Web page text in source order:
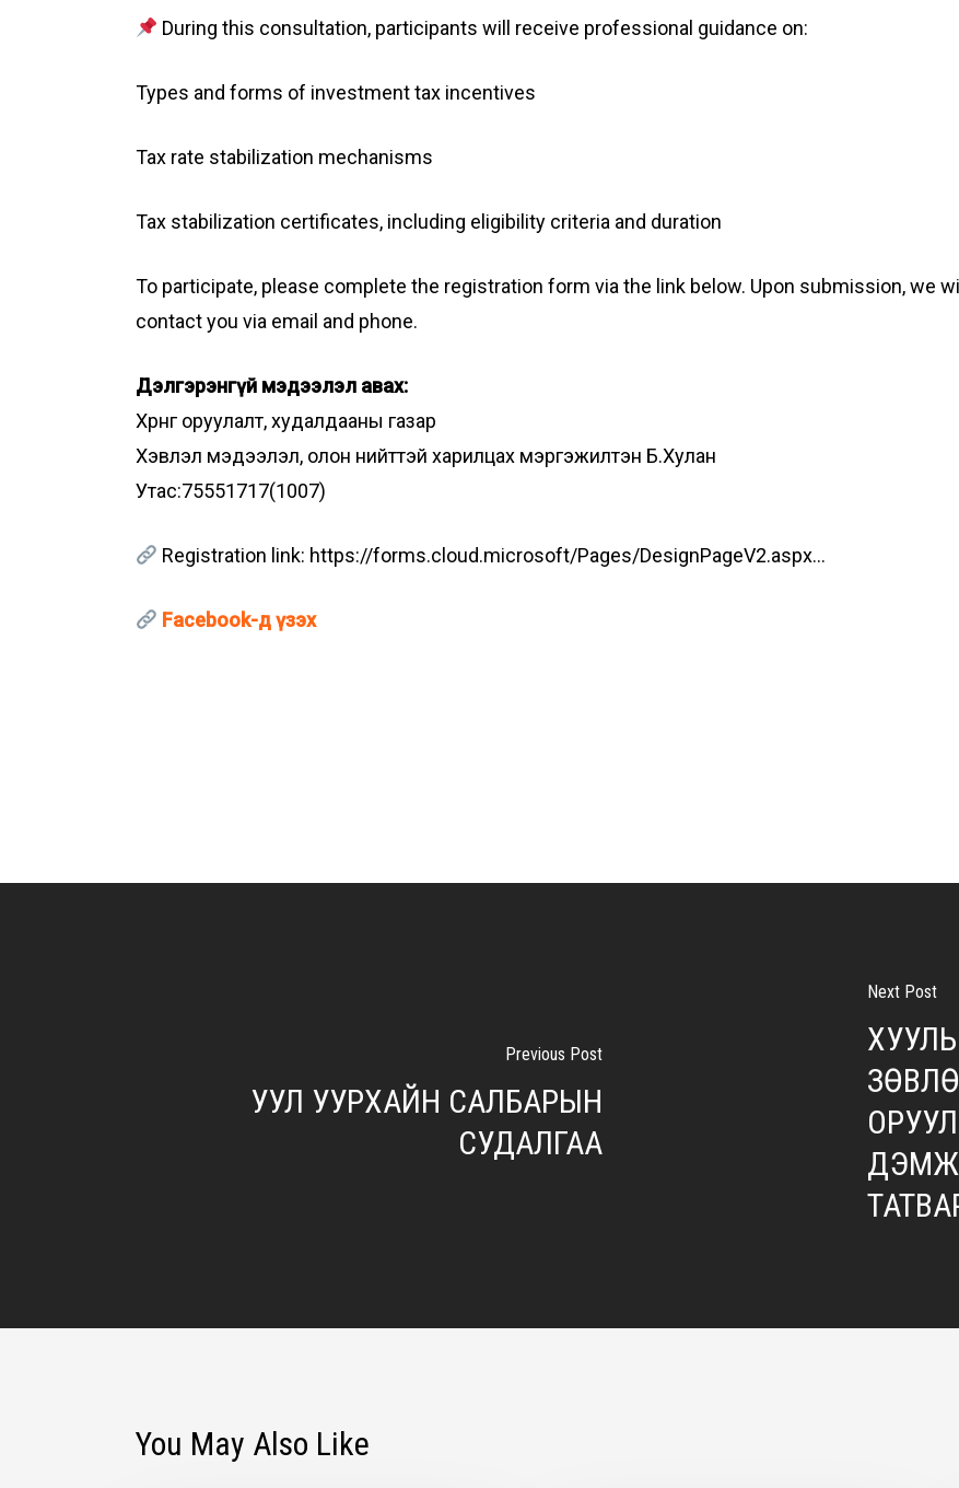
During this consultation, participants will receive professional guidance on:
Types and forms of investment tax incentives
Tax rate stabilization mechanisms
Tax stabilization certificates, including eligibility criteria and duration
To participate, please complete the registration form via the link below. Upon submission, we
contact you via email and phone.
Дэлгэрэнгүй мэдээлэл авах:
Хөрөнгө оруулалт, худалдааны газар
Хэвлэл мэдээлэл, олон нийттэй харилцах мэргэжилтэн Б.Хулан
Утас:75551717(1007)
Registration link: https://forms.cloud.microsoft/Pages/DesignPageV2.aspx…
Facebook-д үзэх
Previous Post
УУЛ УУРХАЙН САЛБАРЫН
СУДАЛГАА
Next Post
You May Also Like